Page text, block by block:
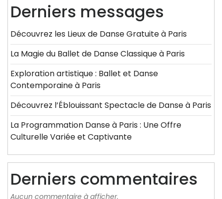
Derniers messages
Découvrez les Lieux de Danse Gratuite à Paris
La Magie du Ballet de Danse Classique à Paris
Exploration artistique : Ballet et Danse
Contemporaine à Paris
Découvrez l’Éblouissant Spectacle de Danse à Paris
La Programmation Danse à Paris : Une Offre
Culturelle Variée et Captivante
Derniers commentaires
Aucun commentaire à afficher.